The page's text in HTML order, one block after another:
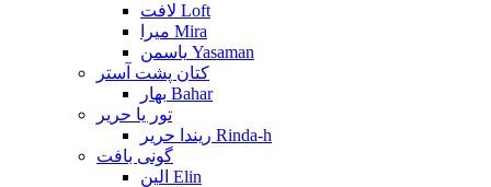
لافت Loft
میرا Mira
یاسمن Yasaman
کتان پشت آستر
بهار Bahar
تور یا حریر
ریندا حریر Rinda-h
گونی بافت
الین Elin